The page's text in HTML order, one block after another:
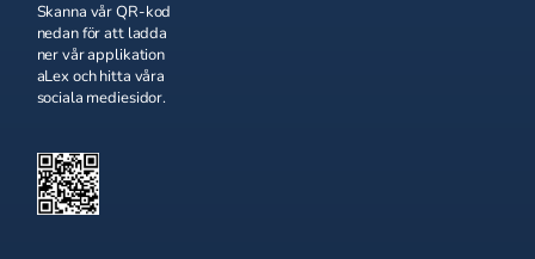
Skanna vår QR-kod
nedan för att ladda
ner vår applikation
aLex och hitta våra
sociala mediesidor.